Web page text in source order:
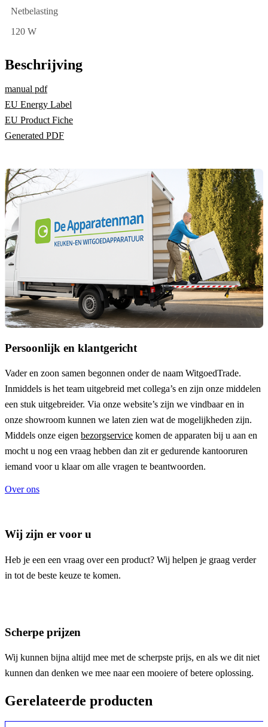
Netbelasting
120 W
Beschrijving
manual pdf
EU Energy Label
EU Product Fiche
Generated PDF
Persoonlijk en klantgericht
Vader en zoon samen begonnen onder de naam WitgoedTrade.
Inmiddels is het team uitgebreid met collega’s en zijn onze middelen
een stuk uitgebreider. Via onze website’s zijn we vindbaar en in
onze showroom kunnen we laten zien wat de mogelijkheden zijn.
Middels onze eigen bezorgservice komen de apparaten bij u aan en
mocht u nog een vraag hebben dan zit er gedurende kantooruren
iemand voor u klaar om alle vragen te beantwoorden.
Over ons
Wij zijn er voor u
Heb je een een vraag over een product? Wij helpen je graag verder
in tot de beste keuze te komen.
Scherpe prijzen
Wij kunnen bijna altijd mee met de scherpste prijs, en als we dit niet
kunnen dan denken we mee naar een mooiere of betere oplossing.
Gerelateerde producten